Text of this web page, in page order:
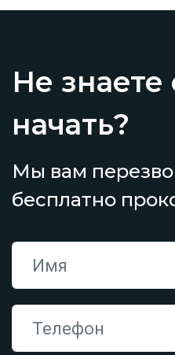
Не знаете
начать?
Мы вам
бесплатно